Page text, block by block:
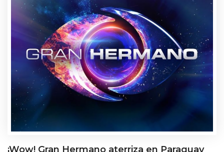
¡Wow! Gran Hermano aterriza en Paraguay